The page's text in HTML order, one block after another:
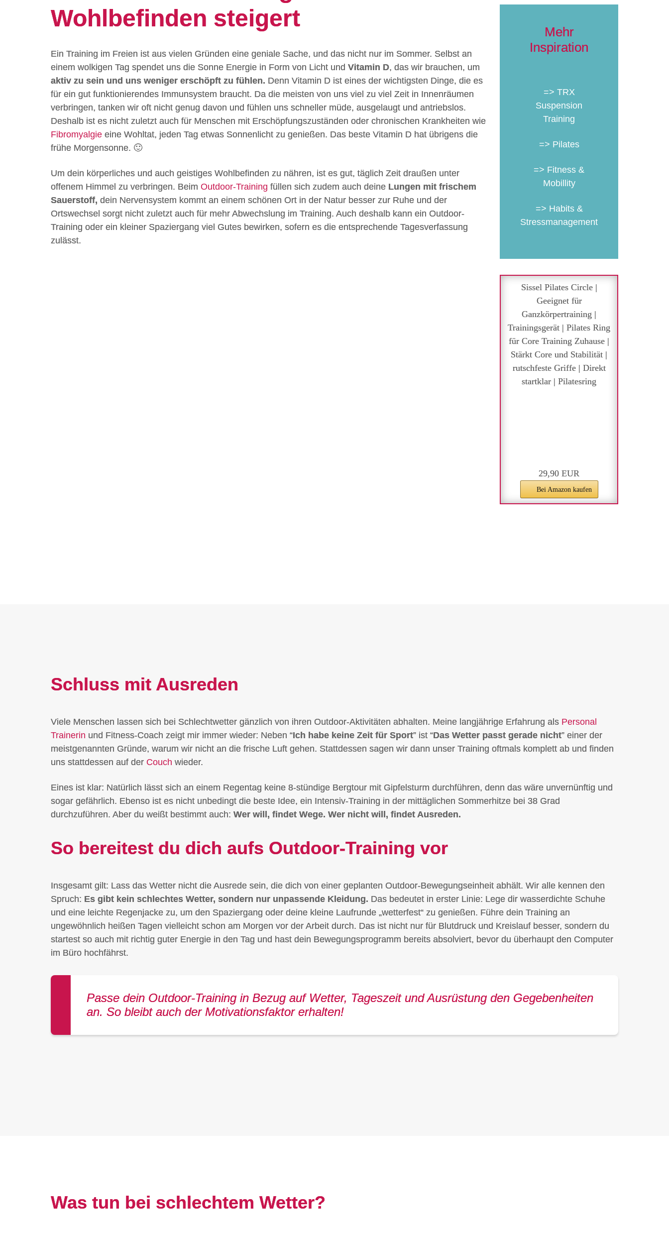
Wohlbefinden steigert
Ein Training im Freien ist aus vielen Gründen eine geniale Sache, und das nicht nur im Sommer. Selbst an
einem wolkigen Tag spendet uns die Sonne Energie in Form von Licht und Vitamin D, das wir brauchen, um
aktiv zu sein und uns weniger erschöpft zu fühlen. Denn Vitamin D ist eines der wichtigsten Dinge, die es
für ein gut funktionierendes Immunsystem braucht. Da die meisten von uns viel zu viel Zeit in Innenräumen
verbringen, tanken wir oft nicht genug davon und fühlen uns schneller müde, ausgelaugt und antriebslos.
Deshalb ist es nicht zuletzt auch für Menschen mit Erschöpfungszuständen oder chronischen Krankheiten wie
Fibromyalgie eine Wohltat, jeden Tag etwas Sonnenlicht zu genießen. Das beste Vitamin D hat übrigens die
frühe Morgensonne. 🙂
Um dein körperliches und auch geistiges Wohlbefinden zu nähren, ist es gut, täglich Zeit draußen unter
offenem Himmel zu verbringen. Beim Outdoor-Training füllen sich zudem auch deine Lungen mit frischem
Sauerstoff, dein Nervensystem kommt an einem schönen Ort in der Natur besser zur Ruhe und der
Ortswechsel sorgt nicht zuletzt auch für mehr Abwechslung im Training. Auch deshalb kann ein Outdoor-
Training oder ein kleiner Spaziergang viel Gutes bewirken, sofern es die entsprechende Tagesverfassung
zulässt.
Mehr
Inspiration
=> TRX
Suspension
Training
=> Pilates
=> Fitness &
Mobillity
=> Habits &
Stressmanagement
Sissel Pilates Circle |
Geeignet für
Ganzkörpertraining |
Trainingsgerät | Pilates Ring
für Core Training Zuhause |
Stärkt Core und Stabilität |
rutschfeste Griffe | Direkt
startklar | Pilatesring
29,90 EUR
Bei Amazon kaufen
Schluss mit Ausreden
Viele Menschen lassen sich bei Schlechtwetter gänzlich von ihren Outdoor-Aktivitäten abhalten. Meine langjährige Erfahrung als Personal
Trainerin und Fitness-Coach zeigt mir immer wieder: Neben “Ich habe keine Zeit für Sport” ist “Das Wetter passt gerade nicht” einer der
meistgenannten Gründe, warum wir nicht an die frische Luft gehen. Stattdessen sagen wir dann unser Training oftmals komplett ab und finden
uns stattdessen auf der Couch wieder.
Eines ist klar: Natürlich lässt sich an einem Regentag keine 8-stündige Bergtour mit Gipfelsturm durchführen, denn das wäre unvernünftig und
sogar gefährlich. Ebenso ist es nicht unbedingt die beste Idee, ein Intensiv-Training in der mittäglichen Sommerhitze bei 38 Grad
durchzuführen. Aber du weißt bestimmt auch: Wer will, findet Wege. Wer nicht will, findet Ausreden.
So bereitest du dich aufs Outdoor-Training vor
Insgesamt gilt: Lass das Wetter nicht die Ausrede sein, die dich von einer geplanten Outdoor-Bewegungseinheit abhält. Wir alle kennen den
Spruch: Es gibt kein schlechtes Wetter, sondern nur unpassende Kleidung. Das bedeutet in erster Linie: Lege dir wasserdichte Schuhe
und eine leichte Regenjacke zu, um den Spaziergang oder deine kleine Laufrunde „wetterfest“ zu genießen. Führe dein Training an
ungewöhnlich heißen Tagen vielleicht schon am Morgen vor der Arbeit durch. Das ist nicht nur für Blutdruck und Kreislauf besser, sondern du
startest so auch mit richtig guter Energie in den Tag und hast dein Bewegungsprogramm bereits absolviert, bevor du überhaupt den Computer
im Büro hochfährst.
Passe dein Outdoor-Training in Bezug auf Wetter, Tageszeit und Ausrüstung den Gegebenheiten
an. So bleibt auch der Motivationsfaktor erhalten!
Was tun bei schlechtem Wetter?